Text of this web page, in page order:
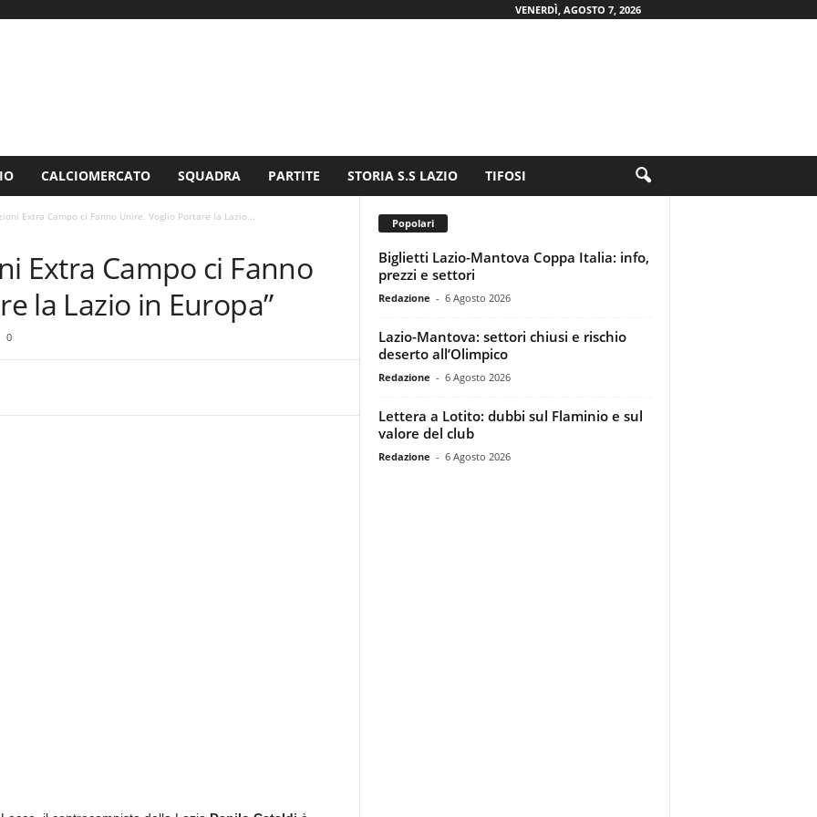
VENERDÌ, AGOSTO 7, 2026
CALCIOMERCATO SQUADRA PARTITE STORIA S.S LAZIO TIFOSI
Extra Campo ci Fanno Unire. Voglio Portare la Lazio...
Extra Campo ci Fanno
la Lazio in Europa”
0
Popolari
Biglietti Lazio-Mantova Coppa Italia: info,
prezzi e settori
Redazione - 6 Agosto 2026
Lazio-Mantova: settori chiusi e rischio
deserto all’Olimpico
Redazione - 6 Agosto 2026
Lettera a Lotito: dubbi sul Flaminio e sul
valore del club
Redazione - 6 Agosto 2026